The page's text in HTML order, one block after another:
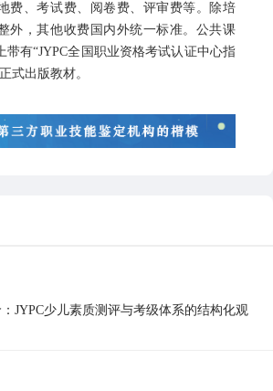
费、考试费、阅卷费、评审费等。除培
外，其他收费国内外统一标准。公共课
带有“JYPC全国职业资格考试认证中心指
式出版教材。
JYPC少儿素质测评与考级体系的结构化观